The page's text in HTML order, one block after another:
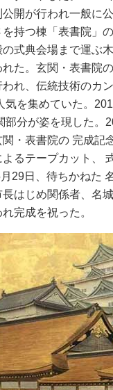
開が行われ一般に
持つ棟「表書院」
式典会場まで運ぶ
た。玄関・表書院
れ、伝統技術のカ
気を集めていた。
部分が姿を現した。
・表書院の 完成記
るテープカット、
29日、待ちかねた
はじめ関係者、名
完成を祝った。